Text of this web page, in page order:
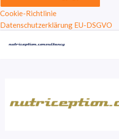
Cookie-Richtlinie
Datenschutzerklärung EU-DSGVO